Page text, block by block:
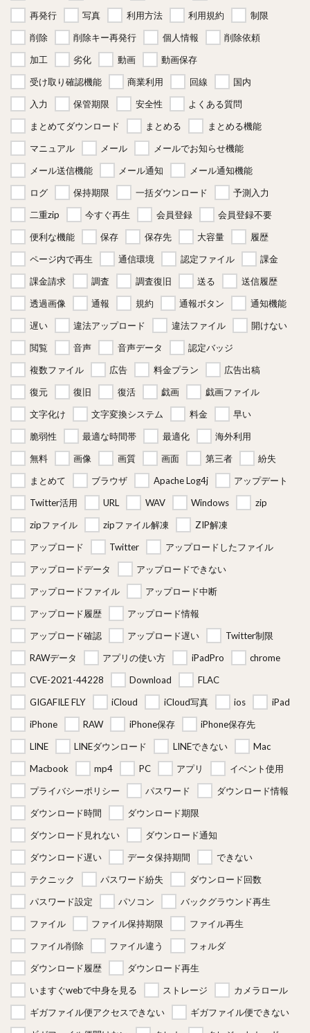
再発行
写真 利用方法 利用規約
制限
削除
削除キー再発行 個人情報
削除依頼
加工
劣化 動画
動画保存
受け取り確認機能
商業利用 回線
国内
入力
保管期限 安全性
よくある質問
まとめてダウンロード
まとめる
まとめる機能
マニュアル
メール
メールでお知らせ機能
メール送信機能
メール通知
メール通知機能
ログ
保持期限 一括ダウンロード
予測入力
二重zip
今すぐ再生 会員登録
会員登録不要
便利な機能
保存 保存先 大容量
履歴
ページ内で再生
通信環境 認定ファイル
課金
課金請求
調査 調査復旧 送る
送信履歴
透過画像
通報 規約 通報ボタン
通知機能
遅い
違法アップロード 違法ファイル
開けない
閲覧
音声 音声データ
認定バッジ
複数ファイル
広告 料金プラン
広告出稿
復元
復旧 復活 戯画
戯画ファイル
文字化け
文字変換システム 料金
早い
脆弱性
最適な時間帯 最適化
海外利用
無料
画像 画質 画面 第三者
紛失
まとめて
ブラウザ Apache Log4j
アップデート
Twitter活用
URL WAV Windows
zip
zipファイル
zipファイル解凍
ZIP解凍
アップロード
Twitter
アップロードしたファイル
アップロードデータ
アップロードできない
アップロードファイル
アップロード中断
アップロード履歴
アップロード情報
アップロード確認
アップロード遅い
Twitter制限
RAWデータ
アプリの使い方 iPadPro
chrome
CVE-2021-44228
Download
FLAC
GIGAFILE FLY
iCloud iCloud写真 ios
iPad
iPhone
RAW iPhone保存
iPhone保存先
LINE
LINEダウンロード LINEできない
Mac
Macbook
mp4 PC アプリ
イベント使用
プライバシーポリシー
パスワード
ダウンロード情報
ダウンロード時間
ダウンロード期限
ダウンロード見れない
ダウンロード通知
ダウンロード遅い
データ保持期間
できない
テクニック
パスワード紛失
ダウンロード回数
パスワード設定
パソコン
バックグラウンド再生
ファイル
ファイル保持期限
ファイル再生
ファイル削除
ファイル違う
フォルダ
ダウンロード履歴
ダウンロード再生
いますぐwebで中身を見る
ストレージ
カメラロール
ギガファイル便アクセスできない
ギガファイル便できない